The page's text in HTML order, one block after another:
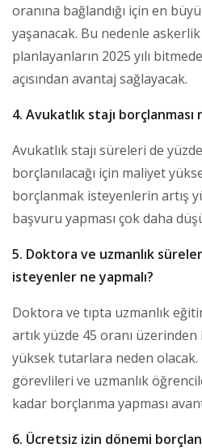
oranına bağlandığı için en
yaşanacak. Bu nedenle
planlayanların 2025 yılı
açısından avantaj sağlayacak.
4. Avukatlık stajı borçlanması
Avukatlık stajı süreleri de
borçlanılacağı için maliyet
borçlanmak isteyenlerin artış
başvuru yapması çok daha
5. Doktora ve uzmanlık
isteyenler ne yapmalı?
Doktora ve tıpta uzmanlık
artık yüzde 45 oranı üzerinden
yüksek tutarlara neden olacak.
görevlileri ve uzmanlık
kadar borçlanma yapması
6. Ücretsiz izin dönemi